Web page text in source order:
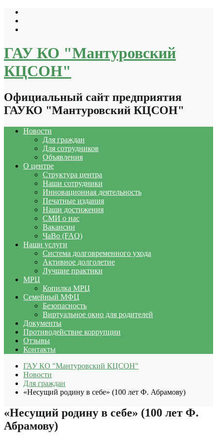
Перейти
содержимому
ГАУ КО "Мантуровский
КЦСОН"
Официальный сайт предприятия
ГАУКО "Мантуровский КЦСОН"
Новости
Для граждан
Для сотрудников
Объявления
О центре
Структура центра
Наши сотрудники
Инновационная деятельность
Печатные издания
Наши достижения
СМИ о нас
Вакансии
ЧаВо (FAQ)
Наши услуги
Система долговременного ухода
Активное долголетие
Лучшие практики
МРЦ
Копилка МРЦ
Семейный МФЦ
Безопасность
Виртуальное окно для родителей
Документы
Противодействие коррупции
Отзывы
Контакты
ГАУ КО "Мантуровский КЦСОН"
Новости
Для граждан
«Несущий родину в себе» (100 лет Ф. Абрамову)
«Несущий родину в себе» (100 лет Ф.
Абрамову)